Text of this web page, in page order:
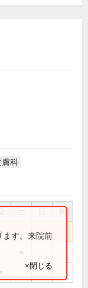
膚科
祝
●ます。来院前
×閉じる